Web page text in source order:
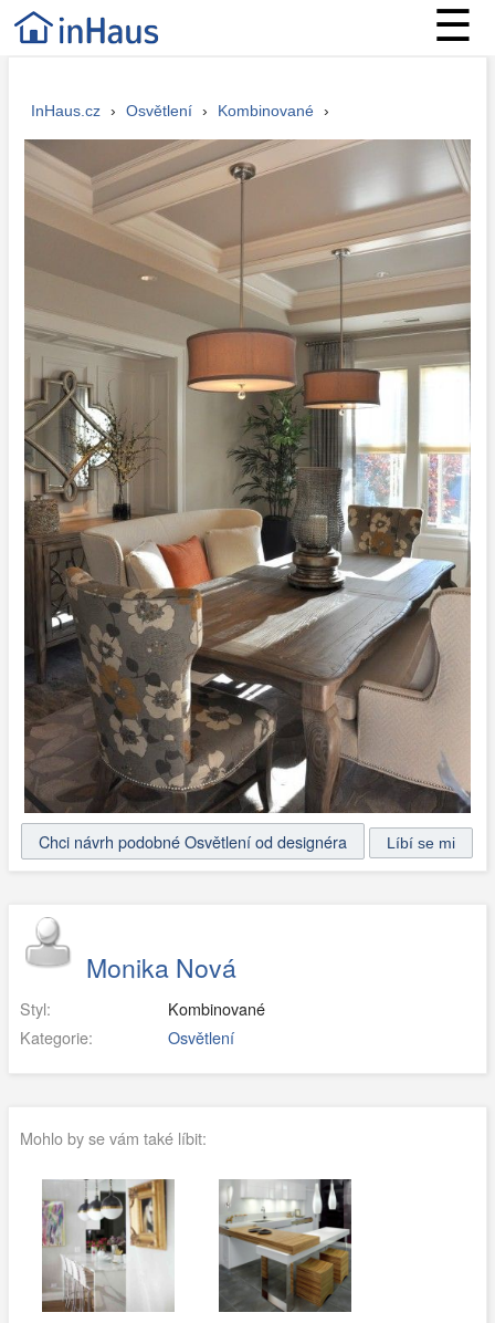
☰
InHaus.cz › Osvětlení › Kombinované ›
Chci návrh podobné Osvětlení od designéra
Monika Nová
Styl:
Kombinované
Kategorie:
Osvětlení
Mohlo by se vám také líbit: